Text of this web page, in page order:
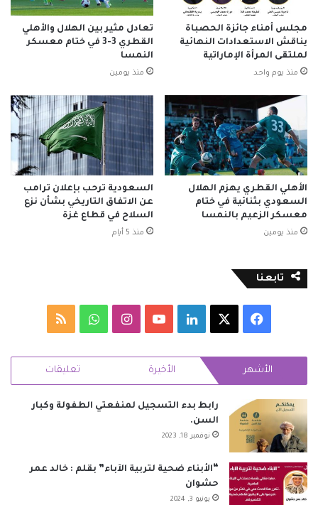
مجلس أمناء جائزة الحصباة
يناقش الاستعدادات النهائية
لملتقى المرأة الإماراتية
منذ يوم واحد
تعادل مثير بين الهلال والأهلي
القطري 3-3 في ختام معسكر
النمسا
منذ يومين
الأهلي القطري يهزم الهلال
السعودي بثنائية في ختام
معسكر الزعيم بالنمسا
منذ يومين
السعودية ترحب بإعلان ترامب
عن الاتفاق التاريخي بشأن نزع
السلاح في قطاع غزة
منذ 5 أيام
تابعنا
فيسبوك لينكدإن‫YouTubeانستقرامواتسابملخص
RSS الأشهر الأخيرة تعليقات
رابط بدء التسجيل لمنفعتي الطفولة وكبار
السن.
نوفمبر 18, 2023
“الأبناء ضحية لتربية الآباء” بقلم : خالد عمر
حشوان
يونيو 3, 2024